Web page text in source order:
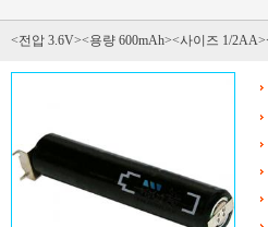
<전압 3.6V><용량 600mAh><사이즈 1/